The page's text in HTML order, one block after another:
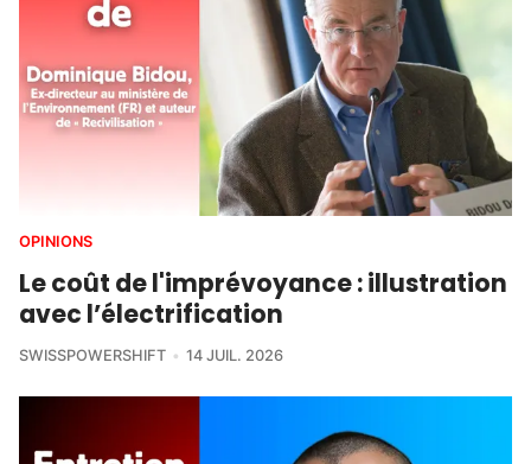
OPINIONS
Le coût de l'imprévoyance : illustration
avec l’électrification
SWISSPOWERSHIFT 14 JUIL. 2026